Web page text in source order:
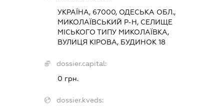
УКРАЇНА, 67000, ОДЕСЬКА ОБЛ.,
МИКОЛАЇВСЬКИЙ Р-Н, СЕЛИЩЕ
МІСЬКОГО ТИПУ МИКОЛАЇВКА,
ВУЛИЦЯ КІРОВА, БУДИНОК 18
dossier.capital:
0 грн.
dossier.kveds: